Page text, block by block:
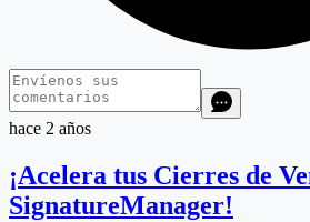
hace 2 años
¡Acelera tus Cierres de
SignatureManager!